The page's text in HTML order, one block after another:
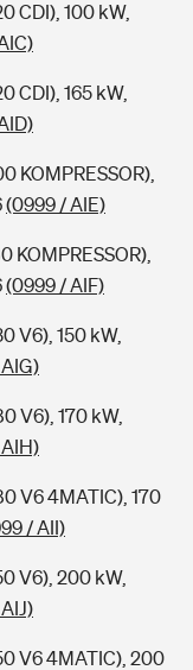
CDI), 100 kW,
CDI), 165 kW,
KOMPRESSOR),
(0999 / AIE)
KOMPRESSOR),
(0999 / AIF)
V6), 150 kW,
V6), 170 kW,
V6 4MATIC), 170
/ AII)
V6), 200 kW,
V6 4MATIC), 200